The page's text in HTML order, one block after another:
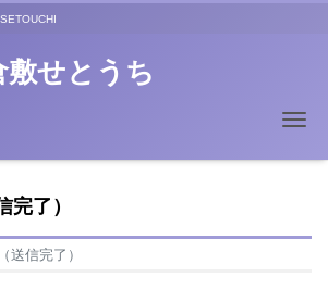
敷せとうち
完了）
送信完了）